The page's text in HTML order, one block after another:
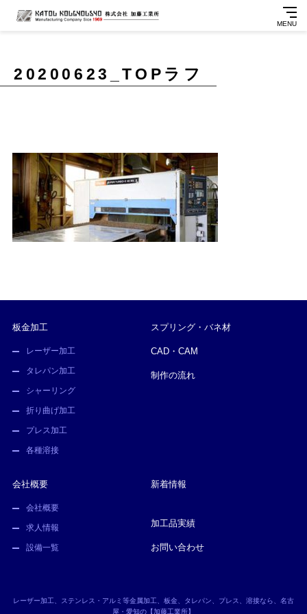
20200623_TOPラフ
板金加工
レーザー加工
タレパン加工
シャーリング
折り曲げ加工
プレス加工
各種溶接
スプリング・バネ材
CAD・CAM
制作の流れ
会社概要
会社概要
求人情報
設備一覧
新着情報
加工品実績
お問い合わせ
レーザー加工、ステンレス・アルミ等金属加工、板金、タレパン、プレス、溶接なら、名古
屋・愛知の【加藤工業所】
MENU